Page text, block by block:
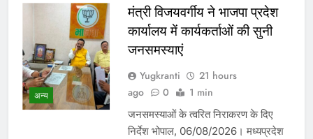
अन्य
मंत्री विजयवर्गीय ने भाजपा प्रदेश
कार्यालय में कार्यकर्ताओं की सुनी
जनसमस्याएं
Yugkranti
21 hours
ago
0 1 min
जनसमस्याओं के त्वरित निराकरण के दिए
निर्देश भोपाल, 06/08/2026। मध्यप्रदेश